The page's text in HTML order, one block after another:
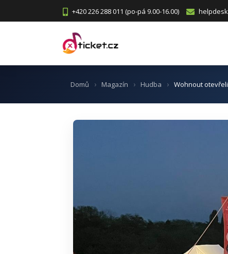
+420 226 288 011 (po-pá 9.00-16.00)
Domů Magazín Hudba Wohnout